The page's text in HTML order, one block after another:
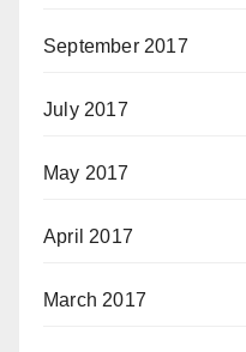
September 2017
July 2017
May 2017
April 2017
March 2017